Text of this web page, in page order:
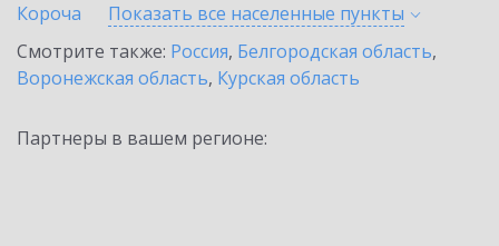
Короча
Показать все населенные пункты
Смотрите также: Россия, Белгородская область,
Воронежская область, Курская область
Партнеры в вашем регионе: